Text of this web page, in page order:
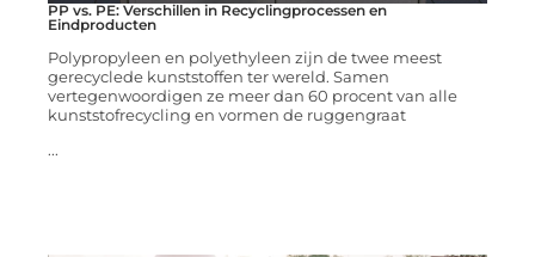
PP vs. PE: Verschillen in Recyclingprocessen en
Eindproducten
Polypropyleen en polyethyleen zijn de twee meest
gerecyclede kunststoffen ter wereld. Samen
vertegenwoordigen ze meer dan 60 procent van alle
kunststofrecycling en vormen de ruggengraat
...